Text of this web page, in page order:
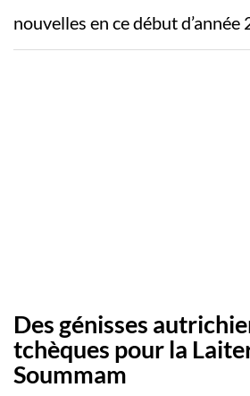
nouvelles en ce début d’année
Des génisses
tchèques pour la
Soummam